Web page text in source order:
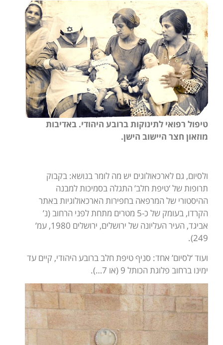
טיפול רפואי לתינוקות ברובע היהודי. באדיבות
מוזאון חצר היישוב הישן.
ולסיום, גם לארכאולוגים יש מה לומר בנושא: בקבוק
תרופות של ‘טיפת חלב’ התגלה בסמיכות למבנה
ההיסטורי של המרפאה בחפירות הארכאולוגיות באתר
הקרדו, בעומק של כ-5 מטרים מתחת לפני הרחוב (נ’
אביגד, העיר העליונה של ירושלים, ירושלים 1980, עמ’
249).
ועוד ‘לסיום’ אחד: סניף טיפת חלב ברובע היהודי, קיים עד
ימינו ברחוב פלוגת הכותל 9 (או 7…).